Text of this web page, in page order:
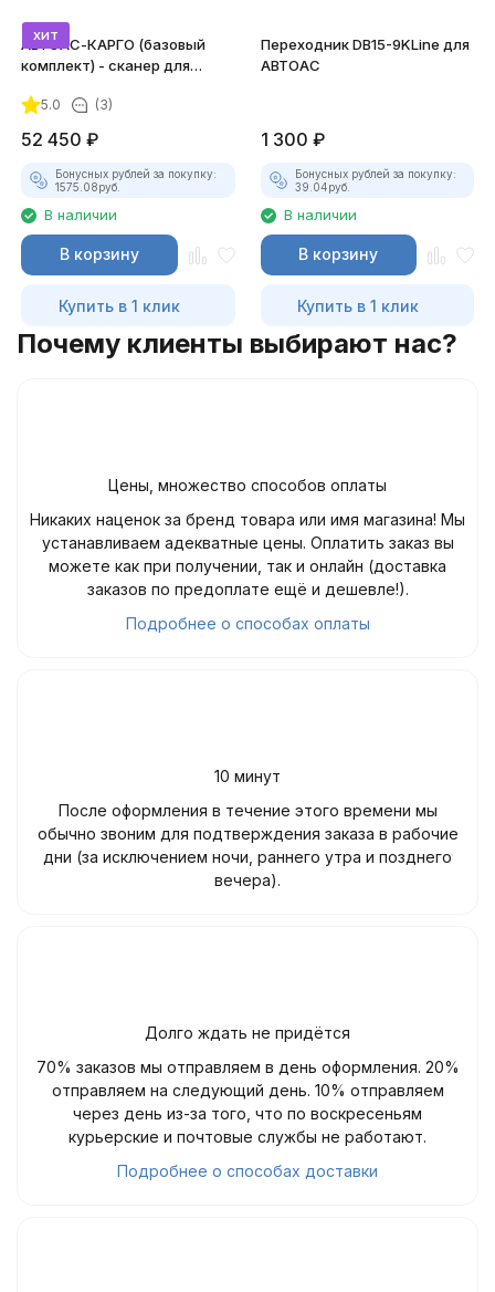
хит
АВТОАС-КАРГО (базовый
комплект) - сканер для
спецтехники
5.0 (3)
52 450 ₽
Бонусных рублей за покупку:
1575.08руб.
В наличии
В корзину
Купить в 1 клик
Переходник DB15-9KLine для
АВТОАС
1 300 ₽
Бонусных рублей за покупку:
39.04руб.
В наличии
В корзину
Купить в 1 клик
Почему клиенты выбирают нас?
Цены, множество способов оплаты
Никаких наценок за бренд товара или имя магазина! Мы
устанавливаем адекватные цены. Оплатить заказ вы
можете как при получении, так и онлайн (доставка
заказов по предоплате ещё и дешевле!).
Подробнее о способах оплаты
10 минут
После оформления в течение этого времени мы
обычно звоним для подтверждения заказа в рабочие
дни (за исключением ночи, раннего утра и позднего
вечера).
Долго ждать не придётся
70% заказов мы отправляем в день оформления. 20%
отправляем на следующий день. 10% отправляем
через день из-за того, что по воскресеньям
курьерские и почтовые службы не работают.
Подробнее о способах доставки